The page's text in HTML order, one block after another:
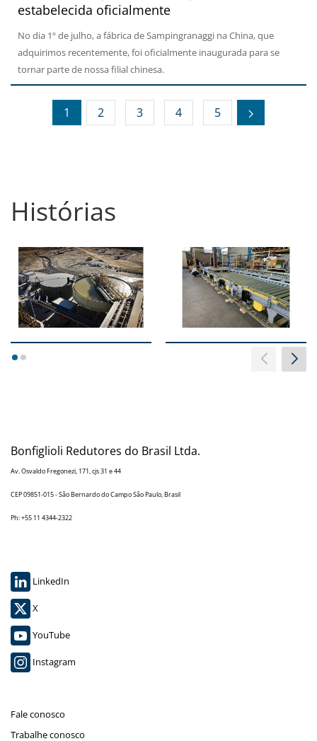
estabelecida oficialmente
No dia 1º de julho, a fábrica de Sampingranaggi na China, que
adquirimos recentemente, foi oficialmente inaugurada para se
tornar parte de nossa filial chinesa.
1 2 3 4 5
Histórias
12
Bonfiglioli Redutores do Brasil Ltda.
Av. Osvaldo Fregonezi, 171, cjs 31 e 44
CEP 09851-015 - São Bernardo do Campo São Paulo, Brasil
Ph: +55 11 4344-2322
LinkedIn
X
YouTube
Instagram
Fale conosco
Trabalhe conosco